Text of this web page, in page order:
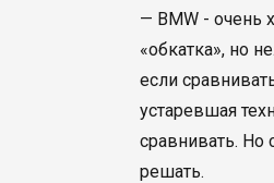
— BMW - очень
«обкатка», но
если
устаревшая
сравнивать. Но
решать.